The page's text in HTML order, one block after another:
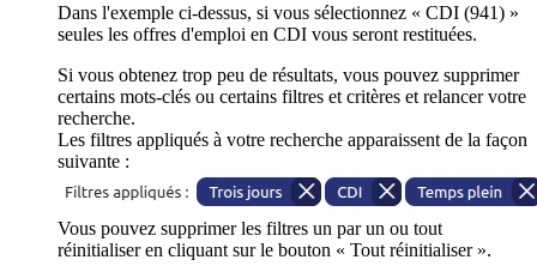
Dans l'exemple ci-dessus, si vous sélectionnez « CDI (941) »
seules les offres d'emploi en CDI vous seront restituées.
Si vous obtenez trop peu de résultats, vous pouvez supprimer
certains mots-clés ou certains filtres et critères et relancer votre
recherche.
Les filtres appliqués à votre recherche apparaissent de la façon
suivante :
Vous pouvez supprimer les filtres un par un ou tout
réinitialiser en cliquant sur le bouton « Tout réinitialiser ».